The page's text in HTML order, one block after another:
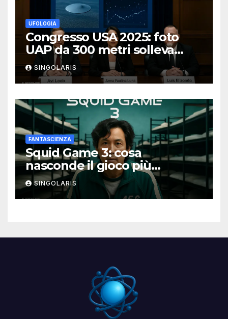
UFOLOGIA
Congresso USA 2025: foto
UAP da 300 metri solleva
polemiche
SINGOLARIS
FANTASCIENZA
Squid Game 3: cosa
nasconde il gioco più
spietato della serie
SINGOLARIS